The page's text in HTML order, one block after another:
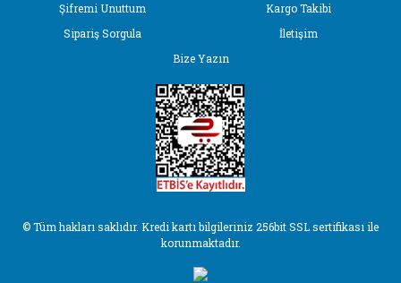
Gönder
Şifremi Unuttum
Kargo Takibi
Sipariş Sorgula
İletişim
Bize Yazın
© Tüm hakları saklıdır. Kredi kartı bilgileriniz 256bit SSL sertifikası ile
korunmaktadır.